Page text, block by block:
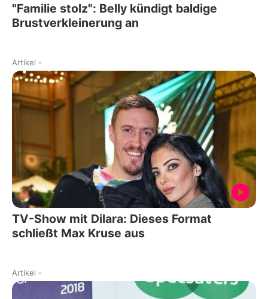
"Familie stolz": Belly kündigt baldige
Brustverkleinerung an
Artikel -
TV-Show mit Dilara: Dieses Format
schließt Max Kruse aus
Artikel -